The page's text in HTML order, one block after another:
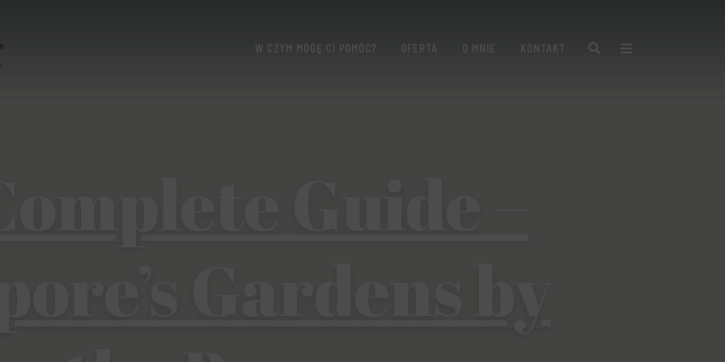
W CZYM MOGĘ CI POMÓC? OFERTA O MNIE KONTAKT Search